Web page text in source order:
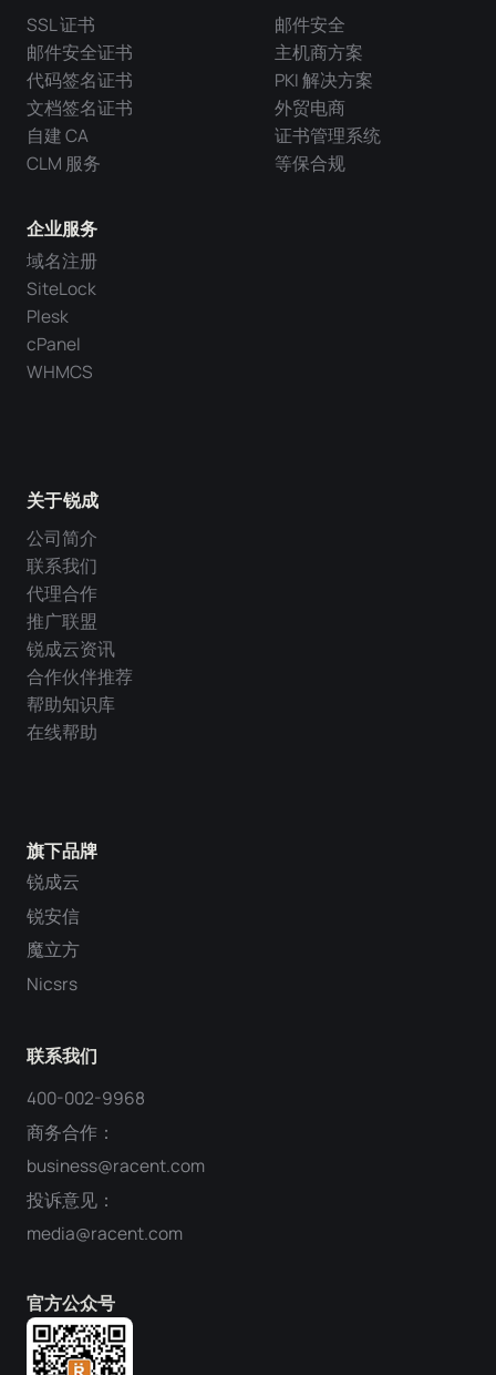
旗下品牌
锐成云
锐安信
魔立方
Nicsrs
联系我们
400-002-9968
商务合作：
business@racent.com
投诉意见：
media@racent.com
官方公众号
SSL 证书
邮件安全证书
代码签名证书
文档签名证书
自建 CA
CLM 服务
企业服务
域名注册
SiteLock
Plesk
cPanel
WHMCS
邮件安全
主机商方案
PKI 解决方案
外贸电商
证书管理系统
等保合规
关于锐成
公司简介
联系我们
代理合作
推广联盟
锐成云资讯
合作伙伴推荐
帮助知识库
在线帮助